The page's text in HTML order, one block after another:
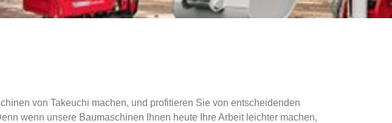
von Takeuchi machen, und profitieren Sie von entscheidenden
wenn unsere Baumaschinen Ihnen heute Ihre Arbeit leichter machen,